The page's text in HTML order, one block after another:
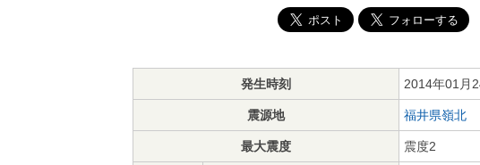
発生時刻 2014年01月
震源地 福井県嶺北
最大震度 震度2